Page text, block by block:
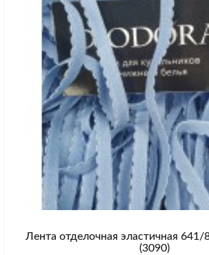
Лента отделочная эластичная
(3090)